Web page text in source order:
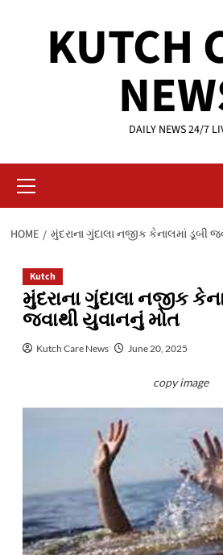
KUTCH
DAILY NEWS 24/7
Menu
HOME મુંદરાના ગુંદાલા નજીક કેનાલમાં ડૂબી
Kutch
મુંદરાના ગુંદાલા નજીક
જવાથી યુવાનનું મોત
Kutch Care News June 20, 2025
copy image